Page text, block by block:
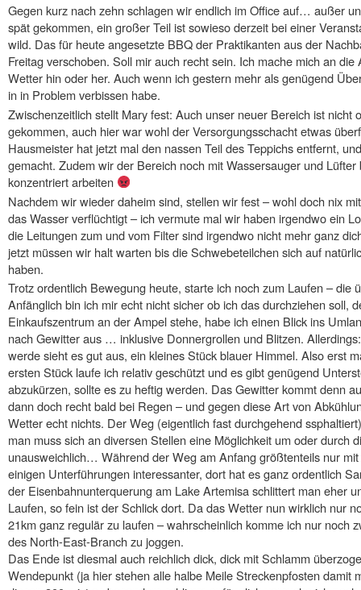
Gegen kurz nach zehn schlagen wir endlich im Office auf… außer
spät gekommen, ein großer Teil ist sowieso derzeit bei einer
wild. Das für heute angesetzte BBQ der Praktikanten aus der
Freitag verschoben. Soll mir auch recht sein. Ich mache mich an
Wetter hin oder her. Auch wenn ich gestern mehr als genügend
in in Problem verbissen habe.
Zwischenzeitlich stellt Mary fest: Auch unser neuer Bereich ist nicht
gekommen, auch hier war wohl der Versorgungsschacht etwas
Hausmeister hat jetzt mal den nassen Teil des Teppichs entfernt,
gemacht. Zudem wir der Bereich noch mit Wassersauger und
konzentriert arbeiten
Nachdem wir wieder daheim sind, stellen wir fest – wohl doch nix
das Wasser verflüchtigt – ich vermute mal wir haben irgendwo ein
die Leitungen zum und vom Filter sind irgendwo nicht mehr ganz
jetzt müssen wir halt warten bis die Schwebeteilchen sich auf
haben.
Trotz ordentlich Bewegung heute, starte ich noch zum Laufen – die
Anfänglich bin ich mir echt nicht sicher ob ich das durchziehen soll,
Einkaufszentrum an der Ampel stehe, habe ich einen Blick ins
nach Gewitter aus … inklusive Donnergrollen und Blitzen.
werde sieht es gut aus, ein kleines Stück blauer Himmel. Also erst
ersten Stück laufe ich relativ geschützt und es gibt genügend
abzukürzen, sollte es zu heftig werden. Das Gewitter kommt denn
dann doch recht bald bei Regen – und gegen diese Art von
Wetter echt nichts. Der Weg (eigentlich fast durchgehend
man muss sich an diversen Stellen eine Möglichkeit um oder durch
unausweichlich… Während der Weg am Anfang größtenteils nur
einigen Unterführungen interessanter, dort hat es ganz ordentlich
der Eisenbahnunterquerung am Lake Artemisa schlittert man eher
Laufen, so fein ist der Schlick dort. Da das Wetter nun wirklich nur
21km ganz regulär zu laufen – wahrscheinlich komme ich nur noch
des North-East-Branch zu joggen.
Das Ende ist diesmal auch reichlich dick, dick mit Schlamm
Wendepunkt (ja hier stehen alle halbe Meile Streckenpfosten